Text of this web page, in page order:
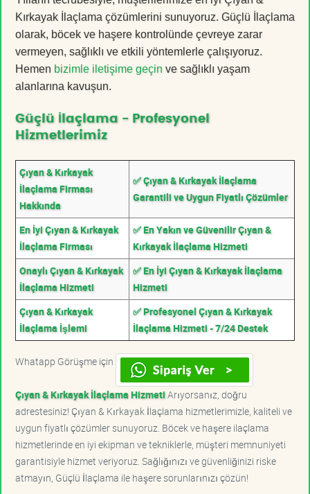
Kırkayak İlaçlama çözümlerini sunuyoruz. Güçlü İlaçlama
olarak, böcek ve haşere kontrolünde çevreye zarar
vermeyen, sağlıklı ve etkili yöntemlerle çalışıyoruz.
Hemen bizimle iletişime geçin ve sağlıklı yaşam
alanlarına kavuşun.
Güçlü İlaçlama - Profesyonel
Hizmetlerimiz
Çıyan & Kırkayak
İlaçlama Firması
Hakkında
✅ Çıyan & Kırkayak İlaçlama
Garantili ve Uygun Fiyatlı Çözümler
En İyi Çıyan & Kırkayak
İlaçlama Firması
✅ En Yakın ve Güvenilir Çıyan &
Kırkayak İlaçlama Hizmeti
Onaylı Çıyan & Kırkayak
İlaçlama Hizmeti
✅ En İyi Çıyan & Kırkayak İlaçlama
Hizmeti
Çıyan & Kırkayak
İlaçlama İşlemi
✅ Profesyonel Çıyan & Kırkayak
İlaçlama Hizmeti - 7/24 Destek
Whatapp Görüşme için
Çıyan & Kırkayak İlaçlama HizmetiArıyorsanız, doğru
adrestesiniz! Çıyan & Kırkayak İlaçlama hizmetlerimizle, kaliteli ve
uygun fiyatlı çözümler sunuyoruz. Böcek ve haşere ilaçlama
hizmetlerinde en iyi ekipman ve tekniklerle, müşteri memnuniyeti
garantisiyle hizmet veriyoruz. Sağlığınızı ve güvenliğinizi riske
atmayın, Güçlü İlaçlama ile haşere sorunlarınızı çözün!